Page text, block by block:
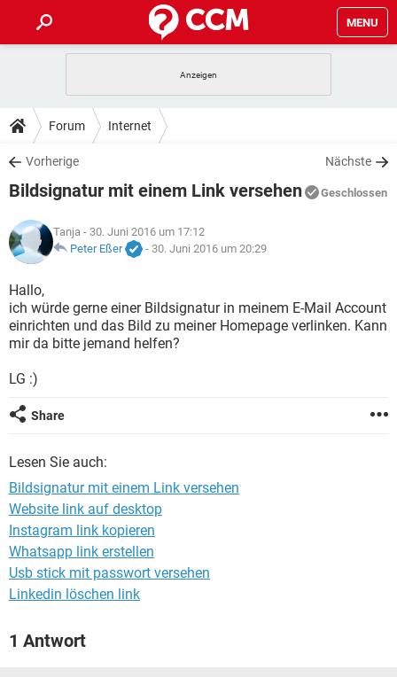
MENU
ANDROID
WINDOWS 10
WHATSAPP TIKTOK
FACEBOOK
TIPPS & TRICKS
SPIELE
WHATSAPP
FACEBOOK
DOWNLOADS
SPIELE STREAMING
ANDROID
WINDOWS 10 INSTAGRAM
WHATSAPP
FACEBOOK HARDWARE
FORUM
SPIELE
ANDROID
WINDOWS 10
WHATSAPP TIKTOK
LEXIKON
SPIELE
ANDROID IOS
WINDOWS 10
WHATSAPP
FACEBOOK
Forum Internet
Vorherige Nächste
Bildsignatur mit einem Link versehen Geschlossen
Tanja - 30. Juni 2016 um 17:12
Peter Eßer
- 30. Juni 2016 um 20:29
Hallo,
ich würde gerne einer Bildsignatur in meinem E-Mail Account
einrichten und das Bild zu meiner Homepage verlinken. Kann
mir da bitte jemand helfen?
LG :)
Share
Lesen Sie auch:
Bildsignatur mit einem Link versehen
Website link auf desktop
Instagram link kopieren
Whatsapp link erstellen
Usb stick mit passwort versehen
Linkedin löschen link
1 Antwort